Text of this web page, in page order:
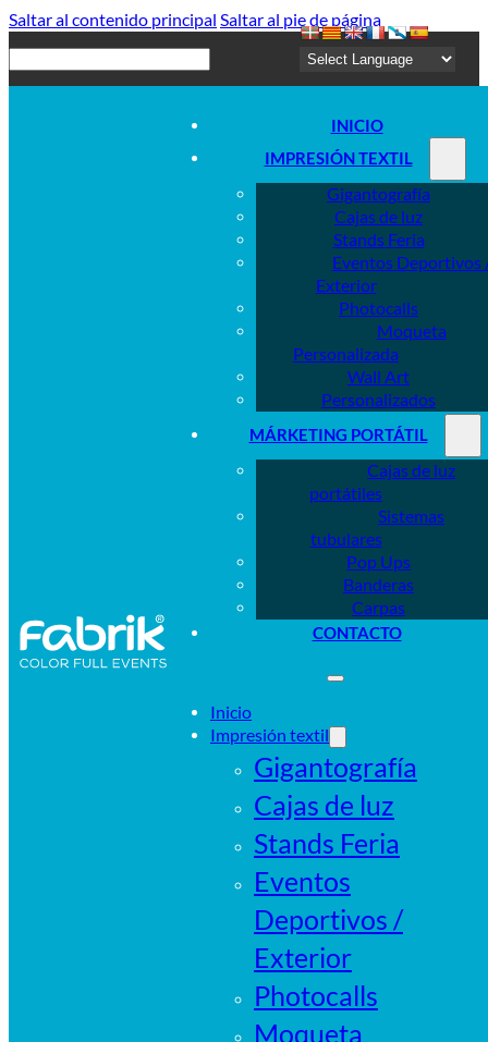
Saltar al contenido principal Saltar al pie de página
INICIO
IMPRESIÓN TEXTIL
Gigantografía
Cajas de luz
Stands Feria
Eventos Deportivos
Exterior
Photocalls
Moqueta
Personalizada
Wall Art
Personalizados
MÁRKETING PORTÁTIL
Cajas de luz
portátiles
Sistemas
tubulares
Pop Ups
Banderas
Carpas
CONTACTO
Inicio
Impresión textil
Gigantografía
Cajas de luz
Stands Feria
Eventos
Deportivos /
Exterior
Photocalls
Moqueta